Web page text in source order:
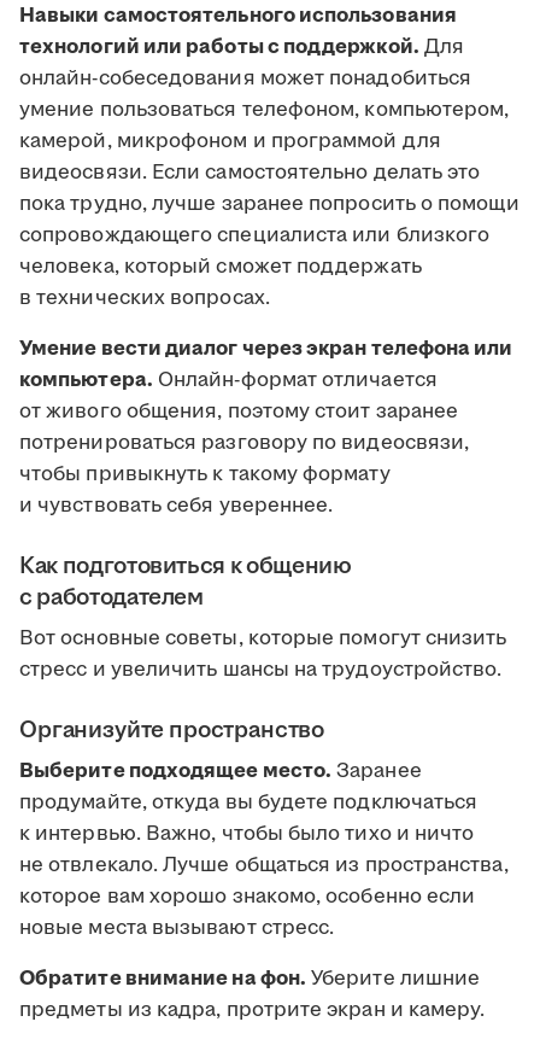
Навыки самостоятельного использования
технологий или работы с поддержкой. Для
онлайн-собеседования может понадобиться
умение пользоваться телефоном, компьютером,
камерой, микрофоном и программой для
видеосвязи. Если самостоятельно делать это
пока трудно, лучше заранее попросить о помощи
сопровождающего специалиста или близкого
человека, который сможет поддержать
в технических вопросах.
Умение вести диалог через экран телефона или
компьютера. Онлайн-формат отличается
от живого общения, поэтому стоит заранее
потренироваться разговору по видеосвязи,
чтобы привыкнуть к такому формату
и чувствовать себя увереннее.
Как подготовиться к общению
с работодателем
Вот основные советы, которые помогут снизить
стресс и увеличить шансы на трудоустройство.
Организуйте пространство
Выберите подходящее место. Заранее
продумайте, откуда вы будете подключаться
к интервью. Важно, чтобы было тихо и ничто
не отвлекало. Лучше общаться из пространства,
которое вам хорошо знакомо, особенно если
новые места вызывают стресс.
Обратите внимание на фон. Уберите лишние
предметы из кадра, протрите экран и камеру.